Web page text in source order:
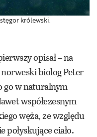
królewski.
opisał – na
biolog Peter
go w naturalnym
współczesnym
węża, ze względu
połyskujące ciało.